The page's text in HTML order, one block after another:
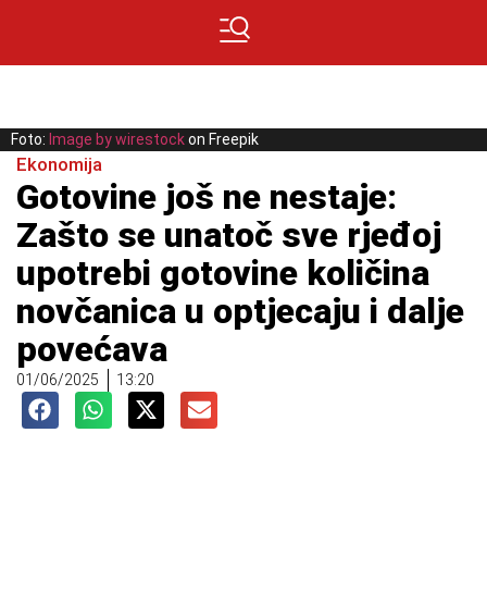
Foto: Image by wirestockon Freepik
Ekonomija
Gotovine još ne nestaje:
Zašto se unatoč sve rjeđoj
upotrebi gotovine količina
novčanica u optjecaju i dalje
povećava
01/06/2025 13:20